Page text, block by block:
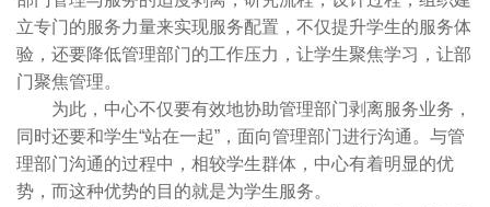
立专门的服务力量来实现服务配置，不仅提升学生的服务体
验，还要降低管理部门的工作压力，让学生聚焦学习，让部
门聚焦管理。
为此，中心不仅要有效地协助管理部门剥离服务业务，
同时还要和学生“站在一起”，面向管理部门进行沟通。与管
理部门沟通的过程中，相较学生群体，中心有着明显的优
势，而这种优势的目的就是为学生服务。